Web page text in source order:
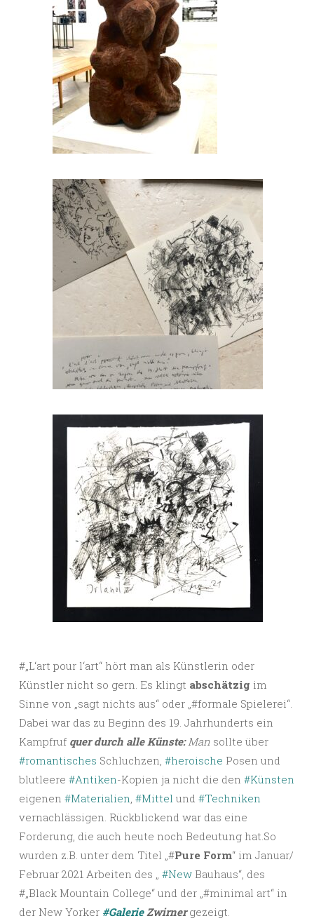
#„L‘art pour l‘art“ hört man als Künstlerin oder
Künstler nicht so gern. Es klingt abschätzig im
Sinne von „sagt nichts aus“ oder „#formale Spielerei“.
Dabei war das zu Beginn des 19. Jahrhunderts ein
Kampfruf quer durch alle Künste:Man sollte über
#romantisches Schluchzen, #heroische Posen und
blutleere #Antiken-Kopien ja nicht die den #Künsten
eigenen #Materialien, #Mittel und #Techniken
vernachlässigen. Rückblickend war das eine
Forderung, die auch heute noch Bedeutung hat.So
wurden z.B. unter dem Titel „#Pure Form“ im Januar/
Februar 2021 Arbeiten des „ #New Bauhaus“, des
#„Black Mountain College“ und der „#minimal art“ in
der New Yorker #GalerieZwirnergezeigt.